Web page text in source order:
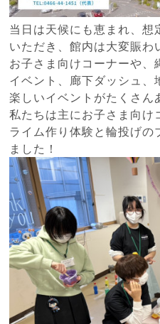
当日は天候にも恵まれ、想
いただき、館内は大変賑わ
お子さま向けコーナーや
イベント、廊下ダッシュ、
楽しいイベントがたくさん
私たちは主にお子さま向け
ライム作り体験と輪投げの
ました！